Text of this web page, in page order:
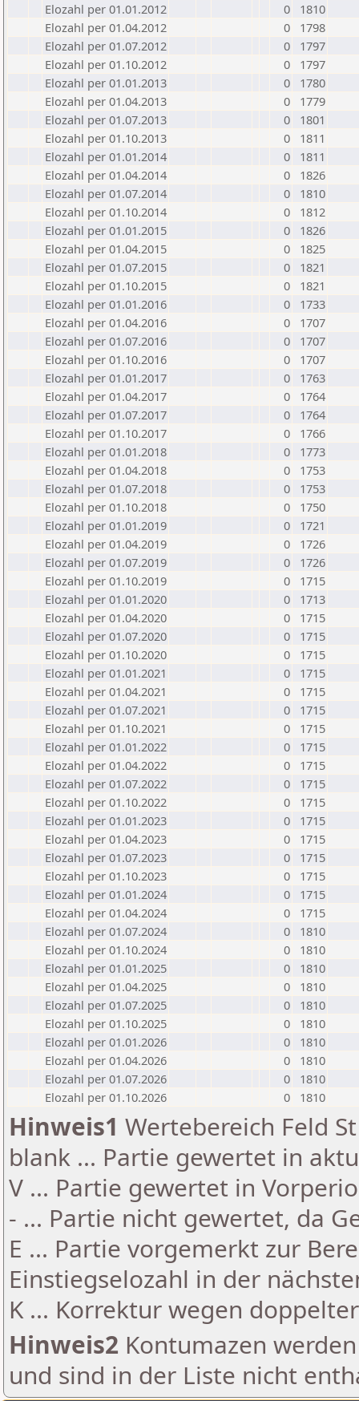
Elozahl per 01.01.2012
0
1810
Elozahl per 01.04.2012
0
1798
Elozahl per 01.07.2012
0
1797
Elozahl per 01.10.2012
0
1797
Elozahl per 01.01.2013
0
1780
Elozahl per 01.04.2013
0
1779
Elozahl per 01.07.2013
0
1801
Elozahl per 01.10.2013
0
1811
Elozahl per 01.01.2014
0
1811
Elozahl per 01.04.2014
0
1826
Elozahl per 01.07.2014
0
1810
Elozahl per 01.10.2014
0
1812
Elozahl per 01.01.2015
0
1826
Elozahl per 01.04.2015
0
1825
Elozahl per 01.07.2015
0
1821
Elozahl per 01.10.2015
0
1821
Elozahl per 01.01.2016
0
1733
Elozahl per 01.04.2016
0
1707
Elozahl per 01.07.2016
0
1707
Elozahl per 01.10.2016
0
1707
Elozahl per 01.01.2017
0
1763
Elozahl per 01.04.2017
0
1764
Elozahl per 01.07.2017
0
1764
Elozahl per 01.10.2017
0
1766
Elozahl per 01.01.2018
0
1773
Elozahl per 01.04.2018
0
1753
Elozahl per 01.07.2018
0
1753
Elozahl per 01.10.2018
0
1750
Elozahl per 01.01.2019
0
1721
Elozahl per 01.04.2019
0
1726
Elozahl per 01.07.2019
0
1726
Elozahl per 01.10.2019
0
1715
Elozahl per 01.01.2020
0
1713
Elozahl per 01.04.2020
0
1715
Elozahl per 01.07.2020
0
1715
Elozahl per 01.10.2020
0
1715
Elozahl per 01.01.2021
0
1715
Elozahl per 01.04.2021
0
1715
Elozahl per 01.07.2021
0
1715
Elozahl per 01.10.2021
0
1715
Elozahl per 01.01.2022
0
1715
Elozahl per 01.04.2022
0
1715
Elozahl per 01.07.2022
0
1715
Elozahl per 01.10.2022
0
1715
Elozahl per 01.01.2023
0
1715
Elozahl per 01.04.2023
0
1715
Elozahl per 01.07.2023
0
1715
Elozahl per 01.10.2023
0
1715
Elozahl per 01.01.2024
0
1715
Elozahl per 01.04.2024
0
1715
Elozahl per 01.07.2024
0
1810
Elozahl per 01.10.2024
0
1810
Elozahl per 01.01.2025
0
1810
Elozahl per 01.04.2025
0
1810
Elozahl per 01.07.2025
0
1810
Elozahl per 01.10.2025
0
1810
Elozahl per 01.01.2026
0
1810
Elozahl per 01.04.2026
0
1810
Elozahl per 01.07.2026
0
1810
Elozahl per 01.10.2026
0 1810
Hinweis1 Wertebereich Feld
blank ... Partie gewertet in
V ... Partie gewertet in
- ... Partie nicht gewertet, da
E ... Partie vorgemerkt zur
Einstiegselozahl in der
K ... Korrektur wegen
Hinweis2 Kontumazen
und sind in der Liste nicht